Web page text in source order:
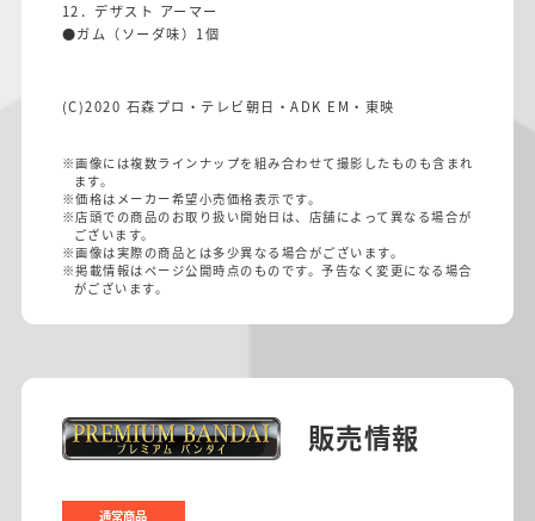
12．デザスト アーマー
●ガム（ソーダ味）1個
(C)2020 石森プロ・テレビ朝日・ADK EM・東映
※画像には複数ラインナップを組み合わせて撮影したものも含まれ
ます。
※価格はメーカー希望小売価格表示です。
※店頭での商品のお取り扱い開始日は、店舗によって異なる場合が
ございます。
※画像は実際の商品とは多少異なる場合がございます。
※掲載情報はページ公開時点のものです。予告なく変更になる場合
がございます。
販売情報
通常商品